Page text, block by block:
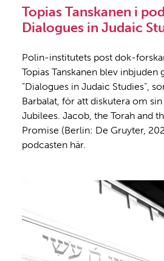
Topias Tanskanen i
Dialogues in Judaic
Polin-institutets post dok-
Topias Tanskanen blev inbjuden
”Dialogues in Judaic Studies”,
Barbalat, för att diskutera om
Jubilees. Jacob, the Torah and
Promise (Berlin: De Gruyter,
podcasten här.